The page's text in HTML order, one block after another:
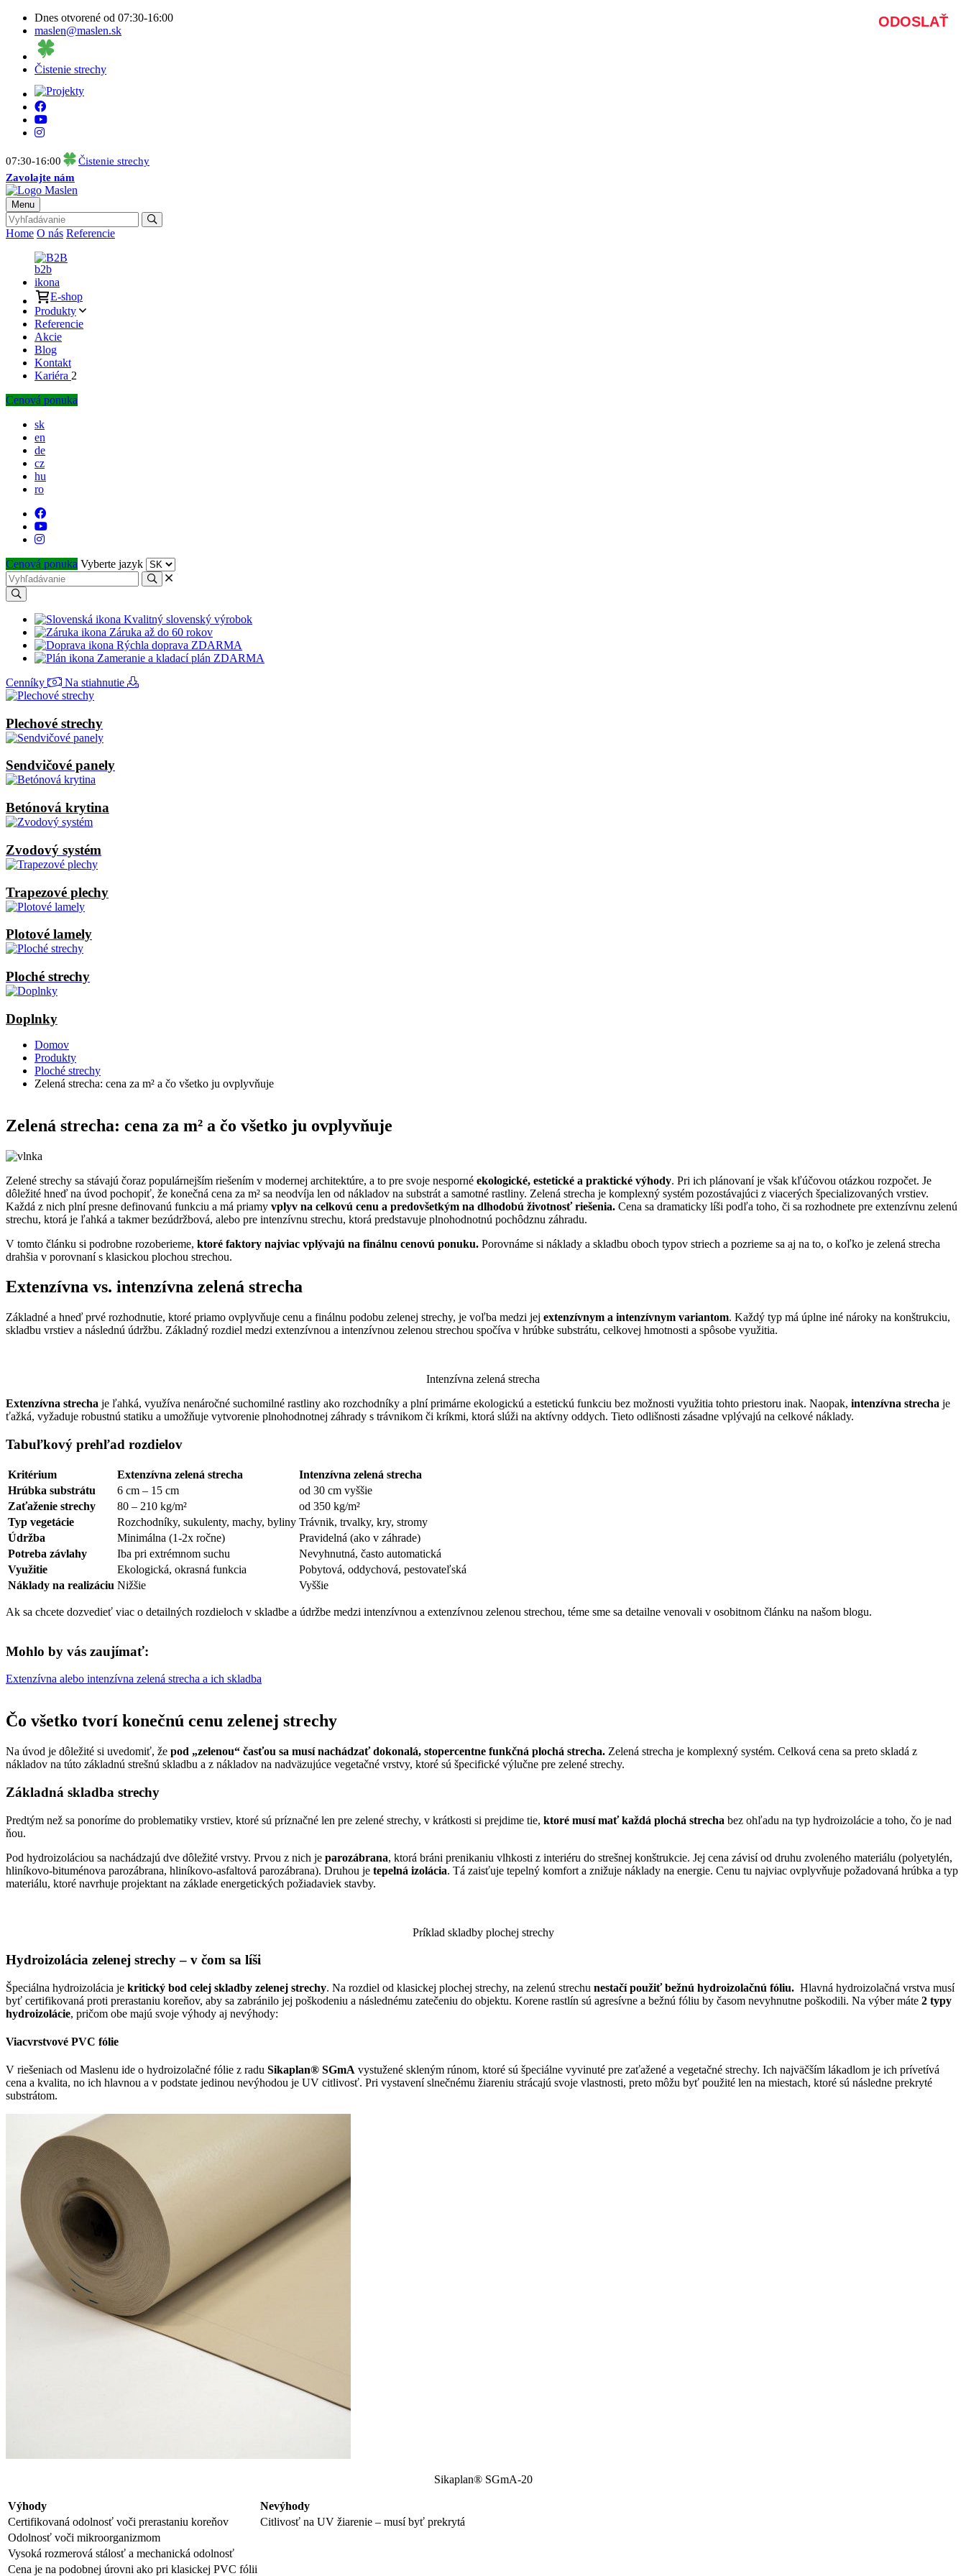
Dnes otvorené od 07:30-16:00
maslen@maslen.sk
Čistenie strechy
07:30-16:00
Čistenie strechy
Zavolajte nám
Menu
Home O nás Referencie
B2B
E-shop
Produkty
Referencie
Akcie
Blog
Kontakt
Kariéra 2
Cenová ponuka
sk
en
de
cz
hu
ro
Cenová ponuka Vyberte jazyk
Kvalitný slovenský výrobok
Záruka až do 60 rokov
Rýchla doprava ZDARMA
Zameranie a kladací plán ZDARMA
Cenníky
Na stiahnutie
Plechové strechy
Sendvičové panely
Betónová krytina
Zvodový systém
Trapezové plechy
Plotové lamely
Ploché strechy
Doplnky
Domov
Produkty
Ploché strechy
Zelená strecha: cena za m² a čo všetko ju ovplyvňuje
Zelená strecha: cena za m² a čo všetko ju ovplyvňuje
Zelené strechy sa stávajú čoraz populárnejším riešením v modernej architektúre, a to pre svoje nesporné ekologické, estetické a praktické výhody. Pri ich plánovaní je však kľúčovou otázkou rozpočet. Je
dôležité hneď na úvod pochopiť, že konečná cena za m² sa neodvíja len od nákladov na substrát a samotné rastliny. Zelená strecha je komplexný systém pozostávajúci z viacerých špecializovaných vrstiev.
Každá z nich plní presne definovanú funkciu a má priamy vplyv na celkovú cenu a predovšetkým na dlhodobú životnosť riešenia. Cena sa dramaticky líši podľa toho, či sa rozhodnete pre extenzívnu zelenú
strechu, ktorá je ľahká a takmer bezúdržbová, alebo pre intenzívnu strechu, ktorá predstavuje plnohodnotnú pochôdznu záhradu.
V tomto článku si podrobne rozoberieme, ktoré faktory najviac vplývajú na finálnu cenovú ponuku. Porovnáme si náklady a skladbu oboch typov striech a pozrieme sa aj na to, o koľko je zelená strecha
drahšia v porovnaní s klasickou plochou strechou.
Extenzívna vs. intenzívna zelená strecha
Základné a hneď prvé rozhodnutie, ktoré priamo ovplyvňuje cenu a finálnu podobu zelenej strechy, je voľba medzi jej extenzívnym a intenzívnym variantom. Každý typ má úplne iné nároky na konštrukciu,
skladbu vrstiev a následnú údržbu. Základný rozdiel medzi extenzívnou a intenzívnou zelenou strechou spočíva v hrúbke substrátu, celkovej hmotnosti a spôsobe využitia.
Intenzívna zelená strecha
Extenzívna strecha je ľahká, využíva nenáročné suchomilné rastliny ako rozchodníky a plní primárne ekologickú a estetickú funkciu bez možnosti využitia tohto priestoru inak. Naopak, intenzívna strecha je
ťažká, vyžaduje robustnú statiku a umožňuje vytvorenie plnohodnotnej záhrady s trávnikom či kríkmi, ktorá slúži na aktívny oddych. Tieto odlišnosti zásadne vplývajú na celkové náklady.
Tabuľkový prehľad rozdielov
Kritérium Extenzívna zelená strecha
Intenzívna zelená strecha
Hrúbka substrátu
6 cm – 15 cm
od 30 cm vyššie
Zaťaženie strechy
80 – 210 kg/m²
od 350 kg/m²
Typ vegetácie
Rozchodníky, sukulenty, machy, byliny Trávnik, trvalky, kry, stromy
Údržba
Minimálna (1-2x ročne)
Pravidelná (ako v záhrade)
Potreba závlahy
Iba pri extrémnom suchu
Nevyhnutná, často automatická
Využitie
Ekologická, okrasná funkcia
Pobytová, oddychová, pestovateľská
Náklady na realizáciu Nižšie Vyššie
Ak sa chcete dozvedieť viac o detailných rozdieloch v skladbe a údržbe medzi intenzívnou a extenzívnou zelenou strechou, téme sme sa detailne venovali v osobitnom článku na našom blogu.
Mohlo by vás zaujímať:
Extenzívna alebo intenzívna zelená strecha a ich skladba
Čo všetko tvorí konečnú cenu zelenej strechy
Na úvod je dôležité si uvedomiť, že pod „zelenou“ časťou sa musí nachádzať dokonalá, stopercentne funkčná plochá strecha. Zelená strecha je komplexný systém. Celková cena sa preto skladá z
nákladov na túto základnú strešnú skladbu a z nákladov na nadväzujúce vegetačné vrstvy, ktoré sú špecifické výlučne pre zelené strechy.
Základná skladba strechy
Predtým než sa ponoríme do problematiky vrstiev, ktoré sú príznačné len pre zelené strechy, v krátkosti si prejdime tie, ktoré musí mať každá plochá strecha bez ohľadu na typ hydroizolácie a toho, čo je nad
ňou.
Pod hydroizoláciou sa nachádzajú dve dôležité vrstvy. Prvou z nich je parozábrana, ktorá bráni prenikaniu vlhkosti z interiéru do strešnej konštrukcie. Jej cena závisí od druhu zvoleného materiálu (polyetylén,
hliníkovo-bituménova parozábrana, hliníkovo-asfaltová parozábrana). Druhou je tepelná izolácia. Tá zaisťuje tepelný komfort a znižuje náklady na energie. Cenu tu najviac ovplyvňuje požadovaná hrúbka a typ
materiálu, ktoré navrhuje projektant na základe energetických požiadaviek stavby.
Príklad skladby plochej strechy
Hydroizolácia zelenej strechy – v čom sa líši
Špeciálna hydroizolácia je kritický bod celej skladby zelenej strechy. Na rozdiel od klasickej plochej strechy, na zelenú strechu nestačí použiť bežnú hydroizolačnú fóliu. Hlavná hydroizolačná vrstva musí
byť certifikovaná proti prerastaniu koreňov, aby sa zabránilo jej poškodeniu a následnému zatečeniu do objektu. Korene rastlín sú agresívne a bežnú fóliu by časom nevyhnutne poškodili. Na výber máte 2 typy
hydroizolácie, pričom obe majú svoje výhody aj nevýhody:
Viacvrstvové PVC fólie
V riešeniach od Maslenu ide o hydroizolačné fólie z radu Sikaplan® SGmA vystužené skleným rúnom, ktoré sú špeciálne vyvinuté pre zaťažené a vegetačné strechy. Ich najväčším lákadlom je ich prívetívá
cena a kvalita, no ich hlavnou a v podstate jedinou nevýhodou je UV citlivosť. Pri vystavení slnečnému žiareniu strácajú svoje vlastnosti, preto môžu byť použité len na miestach, ktoré sú následne prekryté
substrátom.
Sikaplan® SGmA-20
Výhody
Nevýhody
Certifikovaná odolnosť voči prerastaniu koreňov
Citlivosť na UV žiarenie – musí byť prekrytá
Odolnosť voči mikroorganizmom
Vysoká rozmerová stálosť a mechanická odolnosť
Cena je na podobnej úrovni ako pri klasickej PVC fólii